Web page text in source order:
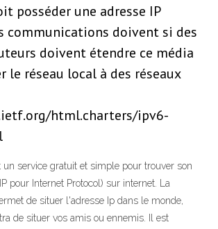
posséder une adresse IP
communications doivent si des
doivent étendre ce média
le réseau local à des réseaux
html.charters/ipv6-
un service gratuit et simple pour trouver son
pour Internet Protocol) sur internet. La
de situer l'adresse Ip dans le monde,
de situer vos amis ou ennemis. Il est